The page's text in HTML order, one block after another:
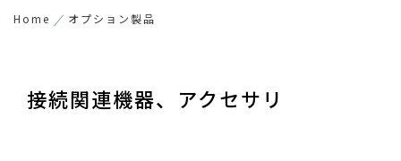
Home オプション製品
接続関連機器、アクセサリ